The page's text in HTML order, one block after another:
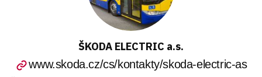
ŠKODA ELECTRIC a.s.
www.skoda.cz/cs/kontakty/skoda-electric-as